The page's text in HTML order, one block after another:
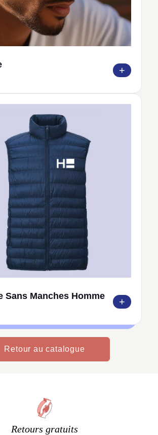
+
Sans Manches Homme
+
Retour au catalogue
Retours gratuits